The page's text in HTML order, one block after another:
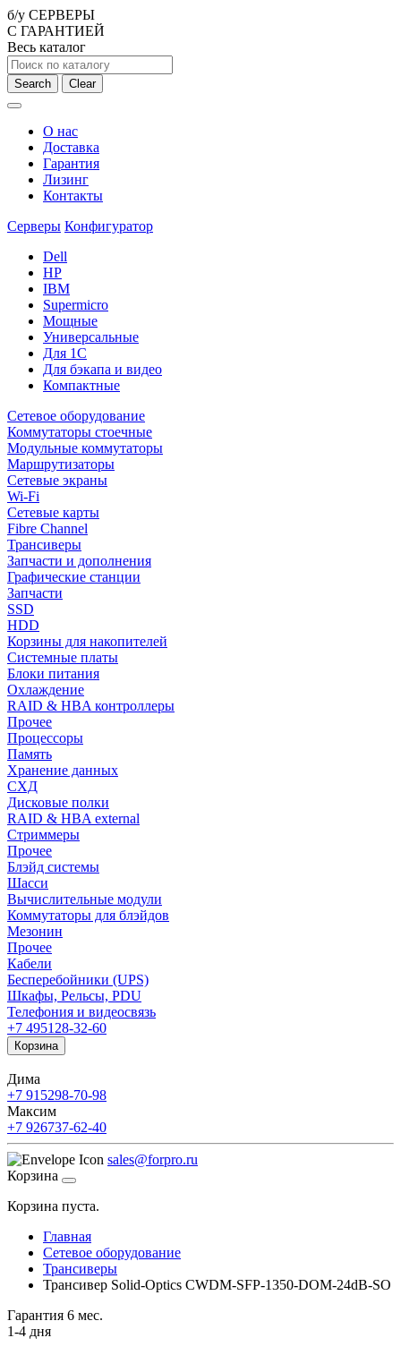
б/у СЕРВЕРЫ
С ГАРАНТИЕЙ
Весь каталог
Search Clear
О нас
Доставка
Гарантия
Лизинг
Контакты
Серверы Конфигуратор
Dell
HP
IBM
Supermicro
Мощные
Универсальные
Для 1С
Для бэкапа и видео
Компактные
Сетевое оборудование
Коммутаторы стоечные
Модульные коммутаторы
Маршрутизаторы
Сетевые экраны
Wi-Fi
Сетевые карты
Fibre Channel
Трансиверы
Запчасти и дополнения
Графические станции
Запчасти
SSD
HDD
Корзины для накопителей
Системные платы
Блоки питания
Охлаждение
RAID & HBA контроллеры
Прочее
Процессоры
Память
Хранение данных
СХД
Дисковые полки
RAID & HBA external
Стриммеры
Прочее
Блэйд системы
Шасси
Вычислительные модули
Коммутаторы для блэйдов
Мезонин
Прочее
Кабели
Бесперебойники (UPS)
Шкафы, Рельсы, PDU
Телефония и видеосвязь
+7 495128-32-60
Корзина
Дима
+7 915298-70-98
Максим
+7 926737-62-40
sales@forpro.ru
Корзина
Корзина пуста.
Главная
Сетевое оборудование
Трансиверы
Трансивер Solid-Optics CWDM-SFP-1350-DOM-24dB-SO
Гарантия 6 мес.
1-4 дня